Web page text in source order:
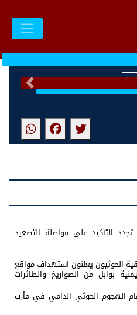
التالى
التأكيد على مواصلة التصعيد
الحوثيون يعلنون استهداف مواقع
بوابل من الصواريخ والطائرات
الهجوم الحوثي الدامي في مأرب